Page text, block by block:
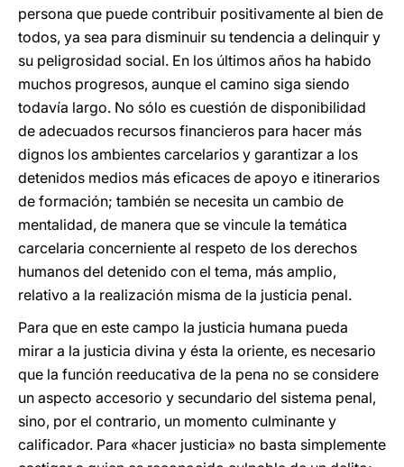
persona que puede contribuir positivamente al bien de
todos, ya sea para disminuir su tendencia a delinquir y
su peligrosidad social. En los últimos años ha habido
muchos progresos, aunque el camino siga siendo
todavía largo. No sólo es cuestión de disponibilidad
de adecuados recursos financieros para hacer más
dignos los ambientes carcelarios y garantizar a los
detenidos medios más eficaces de apoyo e itinerarios
de formación; también se necesita un cambio de
mentalidad, de manera que se vincule la temática
carcelaria concerniente al respeto de los derechos
humanos del detenido con el tema, más amplio,
relativo a la realización misma de la justicia penal.
Para que en este campo la justicia humana pueda
mirar a la justicia divina y ésta la oriente, es necesario
que la función reeducativa de la pena no se considere
un aspecto accesorio y secundario del sistema penal,
sino, por el contrario, un momento culminante y
calificador. Para «hacer justicia» no basta simplemente